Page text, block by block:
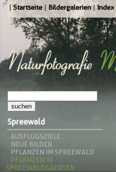
Startseite Bildergalerien Index
Spreewald
AUSFLUGSZIELE
NEUE BILDER
PFLANZEN IM SPREEWALD
PFLANZEN IN
SPREEWALDGAERTEN